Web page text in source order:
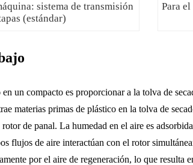
sistema de transmisión
(estándar)
Para
un compacto es proporcionar a la tolva de
materias primas de plástico en la tolva de
de panal. La humedad en el aire es
flujos de aire interactúan con el rotor
por el aire de regeneración, lo que resulta